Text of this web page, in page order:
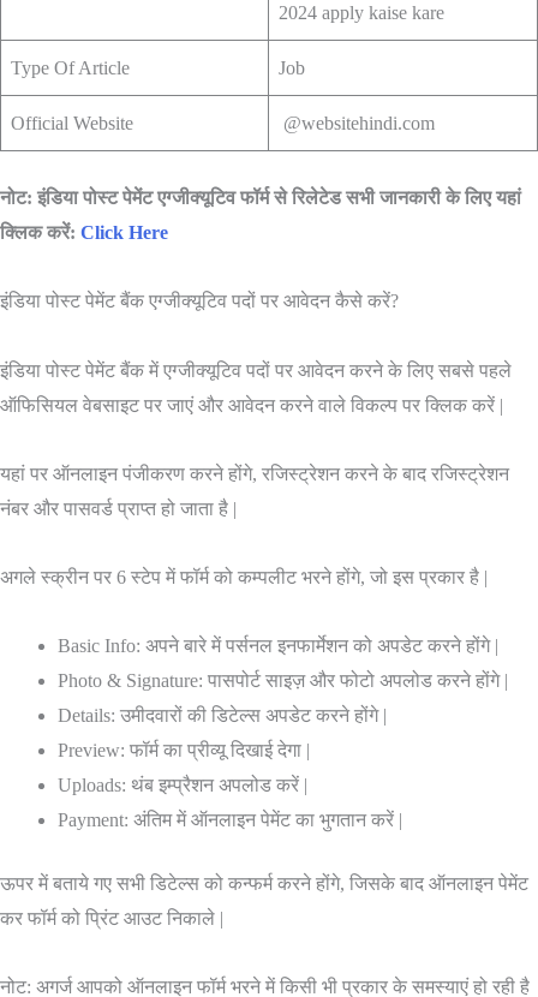
2024 apply kaise kare
Type Of Article Job
Official Website @websitehindi.com
नोट: इंडिया पोस्ट पेमेंट एग्जीक्यूटिव फॉर्म से रिलेटेड सभी जानकारी के लिए यहां
क्लिक करें: Click Here
इंडिया पोस्ट पेमेंट बैंक एग्जीक्यूटिव पदों पर आवेदन कैसे करें?
इंडिया पोस्ट पेमेंट बैंक में एग्जीक्यूटिव पदों पर आवेदन करने के लिए सबसे पहले
ऑफिसियल वेबसाइट पर जाएं और आवेदन करने वाले विकल्प पर क्लिक करें |
यहां पर ऑनलाइन पंजीकरण करने होंगे, रजिस्ट्रेशन करने के बाद रजिस्ट्रेशन
नंबर और पासवर्ड प्राप्त हो जाता है |
अगले स्क्रीन पर 6 स्टेप में फॉर्म को कम्पलीट भरने होंगे, जो इस प्रकार है |
Basic Info: अपने बारे में पर्सनल इनफार्मेशन को अपडेट करने होंगे |
Photo & Signature: पासपोर्ट साइज़ और फोटो अपलोड करने होंगे |
Details: उमीदवारों की डिटेल्स अपडेट करने होंगे |
Preview: फॉर्म का प्रीव्यू दिखाई देगा |
Uploads: थंब इम्प्रैशन अपलोड करें |
Payment: अंतिम में ऑनलाइन पेमेंट का भुगतान करें |
ऊपर में बताये गए सभी डिटेल्स को कन्फर्म करने होंगे, जिसके बाद ऑनलाइन पेमेंट
कर फॉर्म को प्रिंट आउट निकाले |
नोट: अगर्ज आपको ऑनलाइन फॉर्म भरने में किसी भी प्रकार के समस्याएं हो रही है